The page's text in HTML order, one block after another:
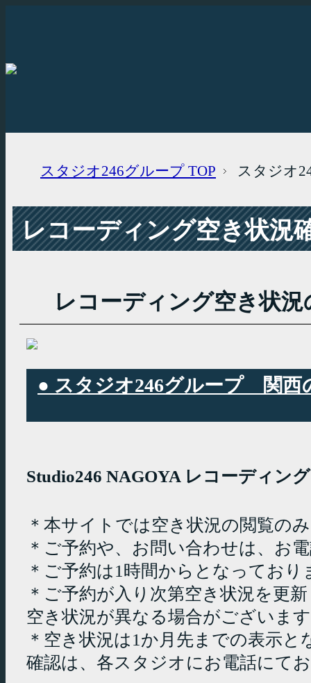
スタジオ246グループ TOP スタジオ
レコーディング空き状況
レコーディング空き状況
● スタジオ246グループ 関西
Studio246 NAGOYA レコーディン
＊本サイトでは空き状況の閲覧の
＊ご予約や、お問い合わせは、お
＊ご予約は1時間からとなっており
＊ご予約が入り次第空き状況を更
空き状況が異なる場合がございま
＊空き状況は1か月先までの表示
確認は、各スタジオにお電話にて